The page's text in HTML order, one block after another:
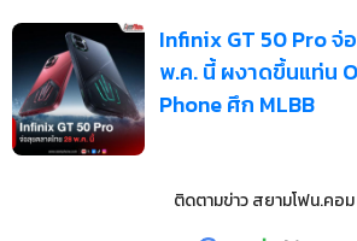
Infinix GT 50 Pro จ่
พ.ค. นี้ ผงาดขึ้นแท่น
Phone ศึก MLBB
ติดตามข่าวสยามโฟน.คอม